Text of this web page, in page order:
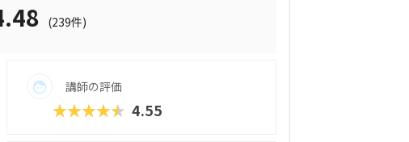
に、より楽しさ重視で学べる雰囲気なので、「ま
(239件)
講師の評価
★★★★★ 4.55